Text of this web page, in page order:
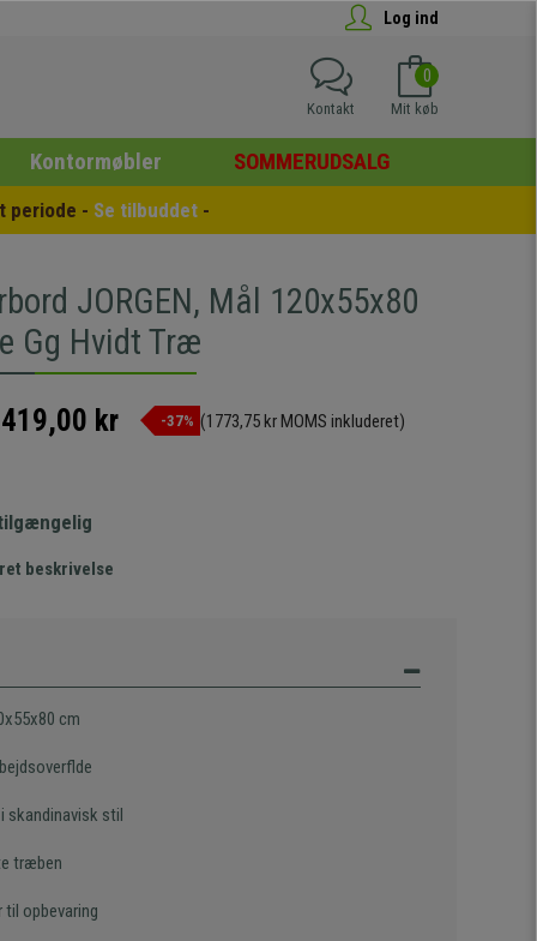
Log ind
0
Mit køb
Kontakt
Kontormøbler SOMMERUDSALG
periode - Se tilbuddet -
JORGEN, Mål 120x55x80
Gg Hvidt Træ
kr -37% (1773,75 kr MOMS inkluderet)
beskrivelse
cm
skandinavisk stil
træben
til opbevaring